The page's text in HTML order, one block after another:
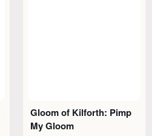
Gloom of Kilforth: Pimp
My Gloom